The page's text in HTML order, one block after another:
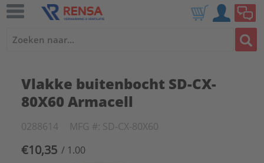
Vlakke buitenbocht SD-CX-
80X60 Armacell
0288614 MFG #: SD-CX-80X60
€10,35 / 1.00